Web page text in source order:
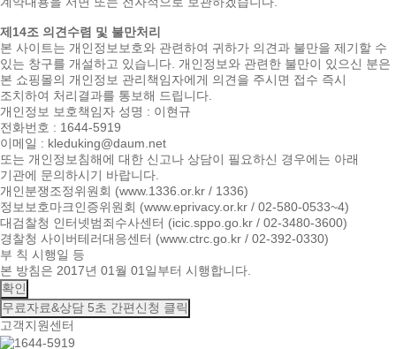
제14조 의견수렴 및 불만처리
본 사이트는 개인정보보호와 관련하여 귀하가 의견과 불만을 제기할 수
있는 창구를 개설하고 있습니다. 개인정보와 관련한 불만이 있으신 분은
본 쇼핑몰의 개인정보 관리책임자에게 의견을 주시면 접수 즉시
조치하여 처리결과를 통보해 드립니다.
개인정보 보호책임자 성명 : 이현규
전화번호 : 1644-5919
이메일 : kleduking@daum.net
또는 개인정보침해에 대한 신고나 상담이 필요하신 경우에는 아래
기관에 문의하시기 바랍니다.
개인분쟁조정위원회 (www.1336.or.kr / 1336)
정보보호마크인증위원회 (www.eprivacy.or.kr / 02-580-0533~4)
대검찰청 인터넷범죄수사센터 (icic.sppo.go.kr / 02-3480-3600)
경찰청 사이버테러대응센터 (www.ctrc.go.kr / 02-392-0330)
부 칙 시행일 등
본 방침은 2017년 01월 01일부터 시행합니다.
확인
무료자료&상담 5초 간편신청 클릭
고객지원센터